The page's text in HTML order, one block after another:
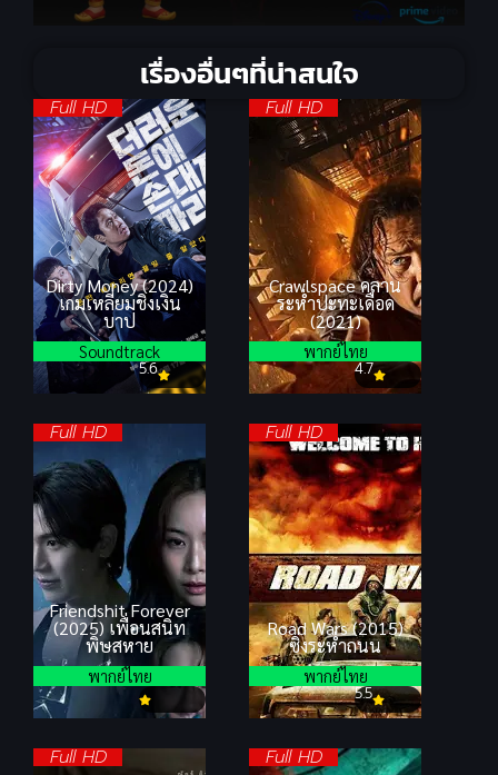
เรื่องอื่นๆที่น่าสนใจ
Full HD
Dirty Money (2024)
เกมเหลี่ยมชิงเงิน
บาป
5.6
Soundtrack
Full HD
Crawlspace คลาน
ระห่ำปะทะเดือด
(2021)
4.7
พากย์ไทย
Full HD
Friendshit Forever
(2025) เพื่อนสนิท
พิษสหาย
พากย์ไทย
Full HD
Road Wars (2015)
ซิ่งระห่ำถนน
5.5
พากย์ไทย
Full HD Full HD